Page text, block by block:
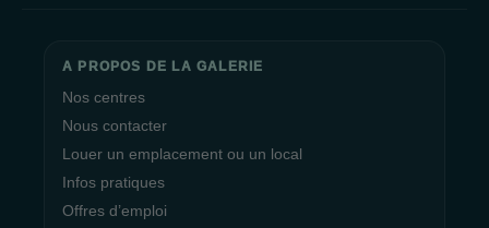
A PROPOS DE LA GALERIE
Nos centres
Nous contacter
Louer un emplacement ou un local
Infos pratiques
Offres d’emploi